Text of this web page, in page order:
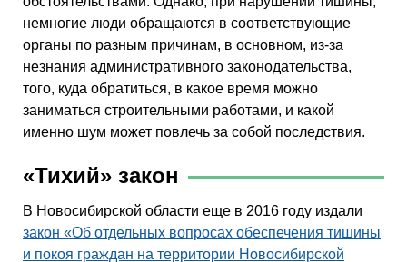
немногие люди обращаются в соответствующие
органы по разным причинам, в основном, из-за
незнания административного законодательства,
того, куда обратиться, в какое время можно
заниматься строительными работами, и какой
именно шум может повлечь за собой последствия.
«Тихий» закон
В Новосибирской области еще в 2016 году издали
закон «Об отдельных вопросах обеспечения тишины
и покоя граждан на территории Новосибирской